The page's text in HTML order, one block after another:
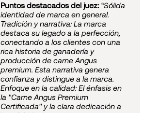
Puntos destacados del juez:“Sólida
identidad de marca en general.
Tradición y narrativa: La marca
destaca su legado a la perfección,
conectando a los clientes con una
rica historia de ganadería y
producción de carne Angus
premium. Esta narrativa genera
confianza y distingue a la marca.
Enfoque en la calidad: El énfasis en
la "Carne Angus Premium
Certificada" y la clara dedicación a